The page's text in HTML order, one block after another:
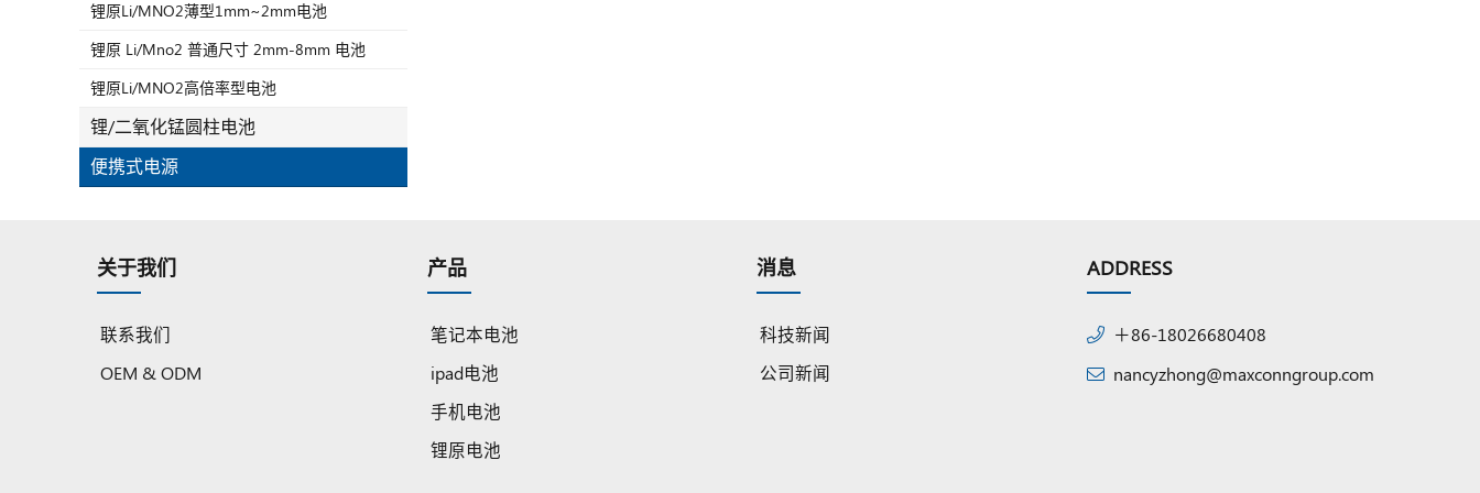
锂原Li/MNO2薄型1mm~2mm电池
锂原 Li/Mno2 普通尺寸 2mm-8mm 电池
锂原Li/MNO2高倍率型电池
锂/二氧化锰圆柱电池
便携式电源
关于我们
联系我们
OEM & ODM
产品
笔记本电池
ipad电池
手机电池
锂原电池
消息
科技新闻
公司新闻
ADDRESS
＋86-18026680408
nancyzhong@maxconngroup.com